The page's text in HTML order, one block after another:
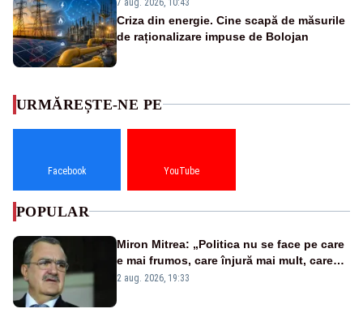
Criza din energie. Cine scapă de măsurile
de raționalizare impuse de Bolojan
URMĂREȘTE-NE PE
Facebook YouTube
POPULAR
Miron Mitrea: „Politica nu se face pe care
e mai frumos, care înjură mai mult, care
țipă mai tare, ci pe proiecte”
2 aug. 2026, 19:33